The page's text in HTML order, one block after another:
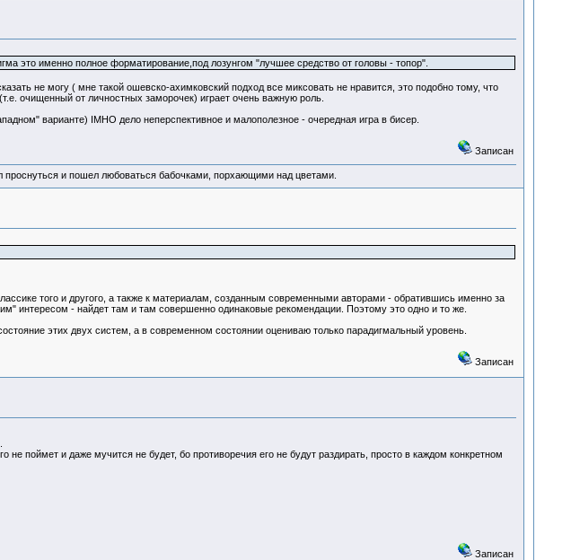
это именно полное форматирование,под лозунгом "лучшее средство от головы - топор".
не могу ( мне такой ошевско-ахимковский подход все миксовать не нравится, это подобно тому, что
очищенный от личностных заморочек) играет очень важную роль.
варианте) IMHO дело неперспективное и малополезное - очередная игра в бисер.
Записан
и пошел любоваться бабочками, порхающими над цветами.
того и другого, а также к материалам, созданным современными авторами - обратившись именно за
интересом - найдет там и там совершенно одинаковые рекомендации. Поэтому это одно и то же.
этих двух систем, а в современном состоянии оцениваю только парадигмальный уровень.
Записан
поймет и даже мучится не будет, бо противоречия его не будут раздирать, просто в каждом конкретном
Записан